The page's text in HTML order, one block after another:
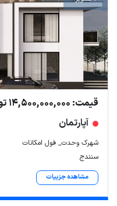
قیمت: 14,500,000,000 تومان
آپارتمان
شهرک وحدت_ فول امکانات
سنندج
مشاهده جزییات